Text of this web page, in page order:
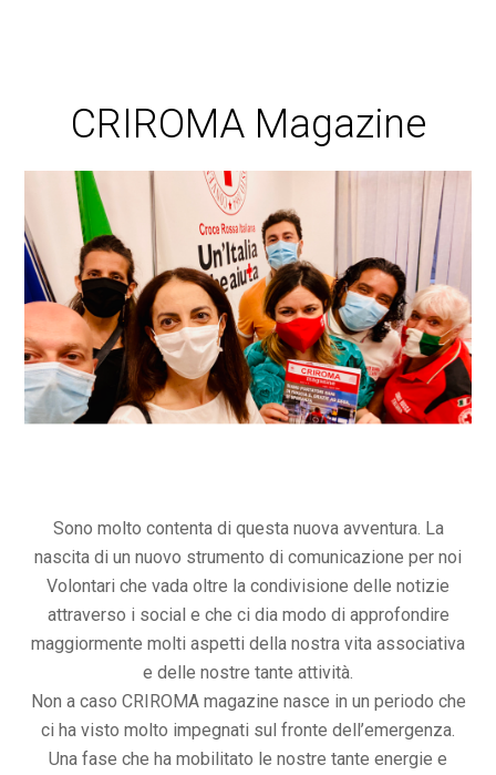
CRIROMA Magazine
Sono molto contenta di questa nuova avventura. La
nascita di un nuovo strumento di comunicazione per noi
Volontari che vada oltre la condivisione delle notizie
attraverso i social e che ci dia modo di approfondire
maggiormente molti aspetti della nostra vita associativa
e delle nostre tante attività.
Non a caso CRIROMA magazine nasce in un periodo che
ci ha visto molto impegnati sul fronte dell’emergenza.
Una fase che ha mobilitato le nostre tante energie e